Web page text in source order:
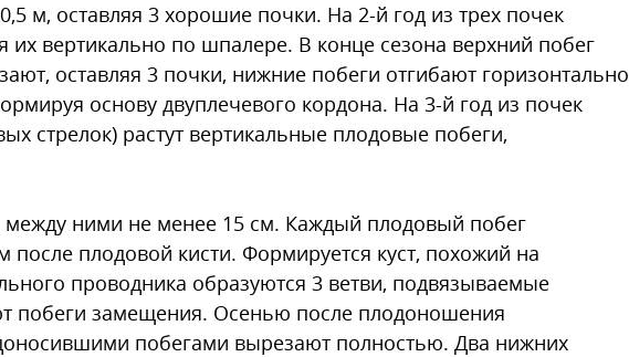
м, оставляя 3 хорошие почки. На 2-й год из трех почек
их вертикально по шпалере. В конце сезона верхний побег
оставляя 3 почки, нижние побеги отгибают горизонтально
основу двуплечевого кордона. На 3-й год из почек
стрелок) растут вертикальные плодовые побеги,
между ними не менее 15 см. Каждый плодовый побег
плодовой кисти. Формируется куст, похожий на
проводника образуются 3 ветви, подвязываемые
побеги замещения. Осенью после плодоношения
побегами вырезают полностью. Два нижних